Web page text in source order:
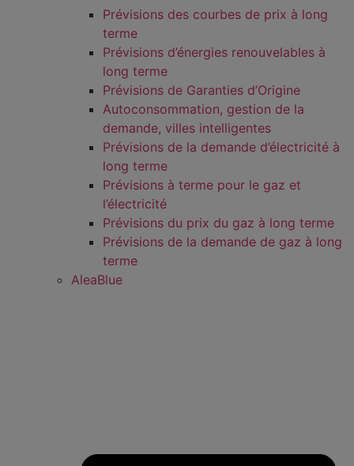
Prévisions des courbes de prix à long
terme
Prévisions d’énergies renouvelables à
long terme
Prévisions de Garanties d’Origine
Autoconsommation, gestion de la
demande, villes intelligentes
Prévisions de la demande d’électricité à
long terme
Prévisions à terme pour le gaz et
l’électricité
Prévisions du prix du gaz à long terme
Prévisions de la demande de gaz à long
terme
AleaBlue